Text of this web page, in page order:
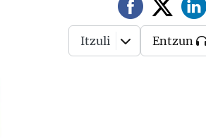
Itzuli Entzun